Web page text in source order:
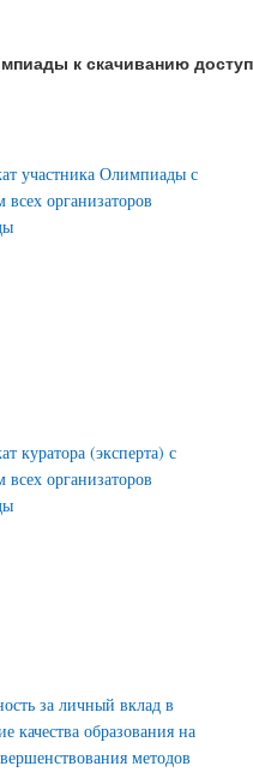
к скачиванию
участника Олимпиады с
всех организаторов
куратора (эксперта) с
всех организаторов
за личный вклад в
качества образования на
методов